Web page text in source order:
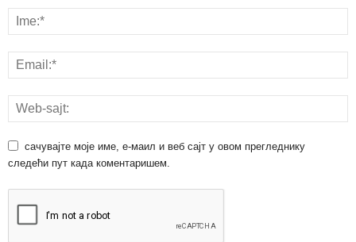
сачувајте моје име, е-маил и веб сајт у овом прегледнику
следећи пут када коментаришем.